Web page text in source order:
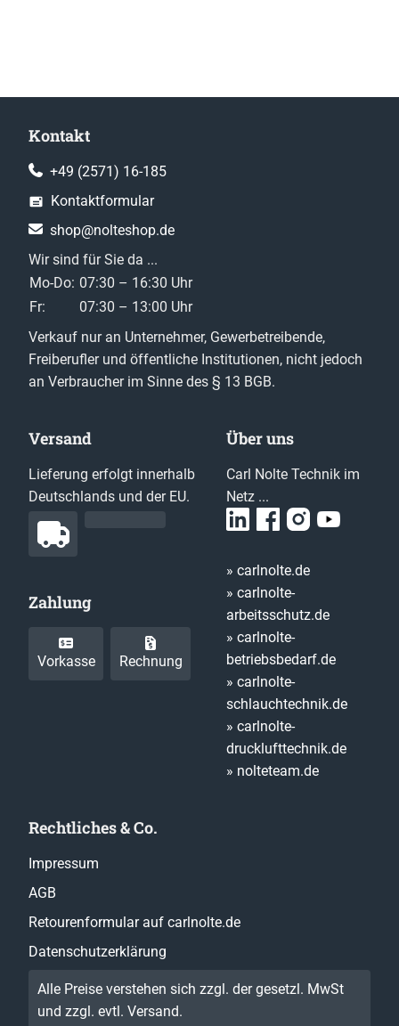
Kontakt
+49 (2571) 16-185
Kontaktformular
shop@nolteshop.de
Wir sind für Sie da ...
Mo-Do: 07:30 – 16:30 Uhr
Fr:
07:30 – 13:00 Uhr
Verkauf nur an Unternehmer, Gewerbetreibende,
Freiberufler und öffentliche Institutionen, nicht jedoch
an Verbraucher im Sinne des § 13 BGB.
Versand
Lieferung erfolgt innerhalb
Deutschlands und der EU.
Zahlung
Vorkasse Rechnung
Über uns
Carl Nolte Technik im
Netz ...
» carlnolte.de
» carlnolte-
arbeitsschutz.de
» carlnolte-
betriebsbedarf.de
» carlnolte-
schlauchtechnik.de
» carlnolte-
drucklufttechnik.de
» nolteteam.de
Rechtliches & Co.
Impressum
AGB
Retourenformular auf carlnolte.de
Datenschutzerklärung
Alle Preise verstehen sich zzgl. der gesetzl. MwSt
und zzgl. evtl. Versand.